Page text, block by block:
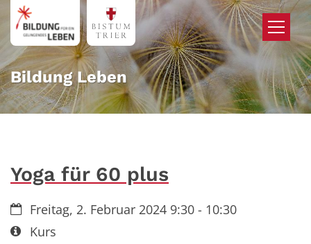
Zum Inhalt springen
Bildung Leben
Yoga für 60 plus
Datum:Freitag, 2. Februar 2024 9:30 - 10:30
Art bzw. Nummer:
Kurs